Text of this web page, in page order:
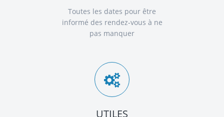
Toutes les dates pour être
informé des rendez-vous à ne
pas manquer
UTILES